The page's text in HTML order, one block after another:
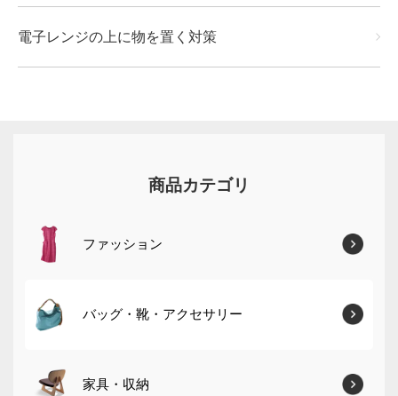
電子レンジの上に物を置く対策
商品カテゴリ
ファッション
バッグ・靴・アクセサリー
家具・収納